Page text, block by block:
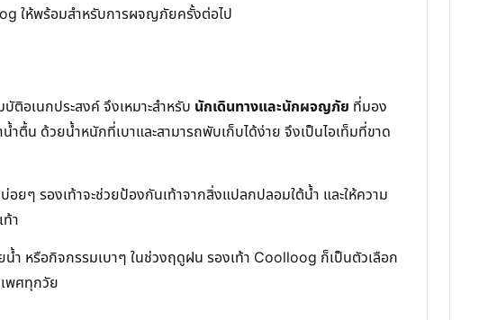
ให้พร้อมสำหรับการผจญภัยครั้งต่อไป
อเนกประสงค์ จึงเหมาะสำหรับ นักเดินทางและนักผจญภัย ที่มอง
ำตื้น ด้วยน้ำหนักที่เบาและสามารถพับเก็บได้ง่าย จึงเป็นไอเท็มที่ขาด
ๆ รองเท้าจะช่วยป้องกันเท้าจากสิ่งแปลกปลอมใต้น้ำ และให้ความ
า
น้ำ หรือกิจกรรมเบาๆ ในช่วงฤดูฝน รองเท้า Coolloog ก็เป็นตัวเลือก
พศทุกวัย